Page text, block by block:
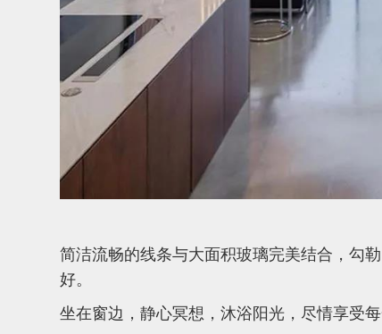
简洁流畅的线条与大面积玻璃完美结合，勾
好。
坐在窗边，静心冥想，沐浴阳光，尽情享受每